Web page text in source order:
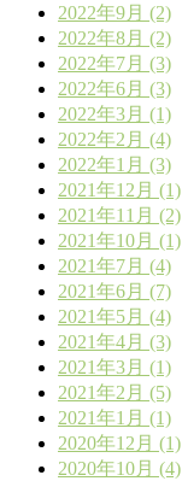
2022年9月 (2)
2022年8月 (2)
2022年7月 (3)
2022年6月 (3)
2022年3月 (1)
2022年2月 (4)
2022年1月 (3)
2021年12月 (1)
2021年11月 (2)
2021年10月 (1)
2021年7月 (4)
2021年6月 (7)
2021年5月 (4)
2021年4月 (3)
2021年3月 (1)
2021年2月 (5)
2021年1月 (1)
2020年12月 (1)
2020年10月 (4)